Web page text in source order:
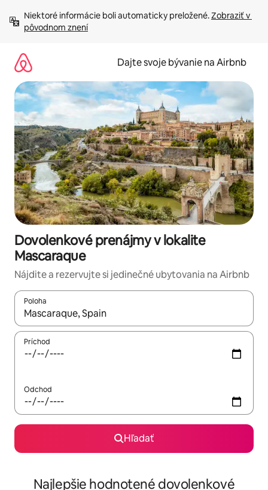
obsah.
Niektoré informácie boli automaticky preložené. Zobraziť v
pôvodnom znení
Dajte svoje bývanie na Airbnb
Dovolenkové prenájmy v lokalite
Mascaraque
Nájdite a rezervujte si jedinečné ubytovania na Airbnb
Poloha
Keď budú výsledky k dispozícii, môžete si ich prechádzať
Príchod
Odchod
Hľadať
Najlepšie hodnotené dovolenkové